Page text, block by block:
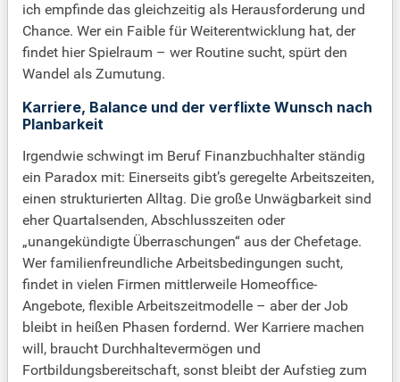
ich empfinde das gleichzeitig als Herausforderung und
Chance. Wer ein Faible für Weiterentwicklung hat, der
findet hier Spielraum – wer Routine sucht, spürt den
Wandel als Zumutung.
Karriere, Balance und der verflixte Wunsch nach
Planbarkeit
Irgendwie schwingt im Beruf Finanzbuchhalter ständig
ein Paradox mit: Einerseits gibt’s geregelte Arbeitszeiten,
einen strukturierten Alltag. Die große Unwägbarkeit sind
eher Quartalsenden, Abschlusszeiten oder
„unangekündigte Überraschungen“ aus der Chefetage.
Wer familienfreundliche Arbeitsbedingungen sucht,
findet in vielen Firmen mittlerweile Homeoffice-
Angebote, flexible Arbeitszeitmodelle – aber der Job
bleibt in heißen Phasen fordernd. Wer Karriere machen
will, braucht Durchhaltevermögen und
Fortbildungsbereitschaft, sonst bleibt der Aufstieg zum